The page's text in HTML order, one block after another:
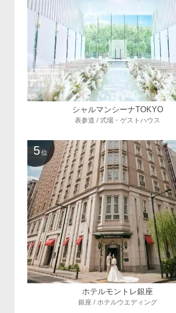
シャルマンシーナTOKYO
表参道 / 式場・ゲストハウス
5 位
ホテルモントレ銀座
銀座 / ホテルウエディング